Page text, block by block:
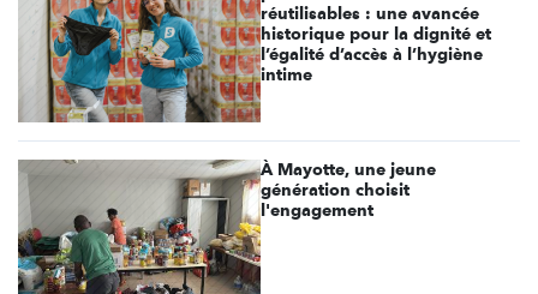
réutilisables : une avancée
historique pour la dignité et
l’égalité d’accès à l’hygiène
intime
À Mayotte, une jeune
génération choisit
l'engagement